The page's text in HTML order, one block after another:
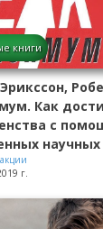
книги
Как
с
г.